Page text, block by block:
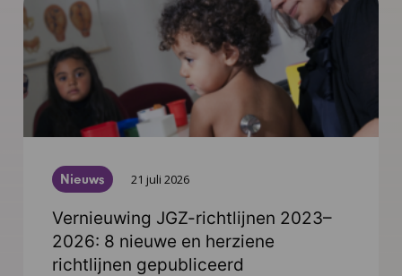
Nieuws 21 juli 2026
Vernieuwing JGZ-richtlijnen 2023–
2026: 8 nieuwe en herziene
richtlijnen gepubliceerd